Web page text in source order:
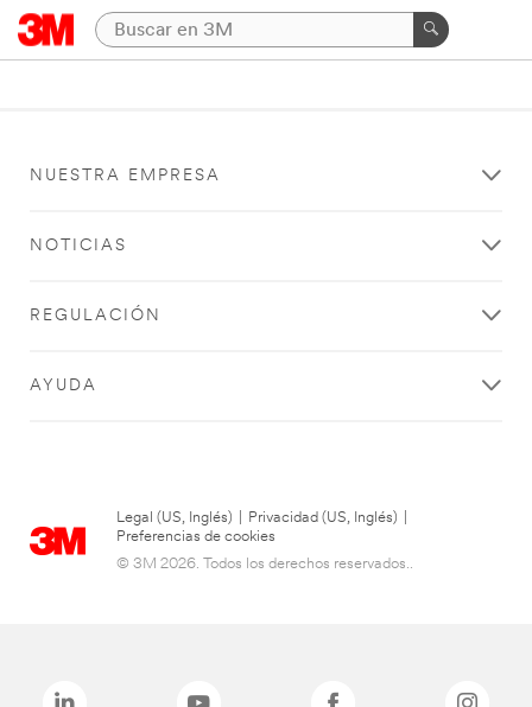
NUESTRA EMPRESA
NOTICIAS
REGULACIÓN
AYUDA
Legal (US, Inglés) Privacidad (US, Inglés)
Preferencias de cookies
© 3M 2026. Todos los derechos reservados..